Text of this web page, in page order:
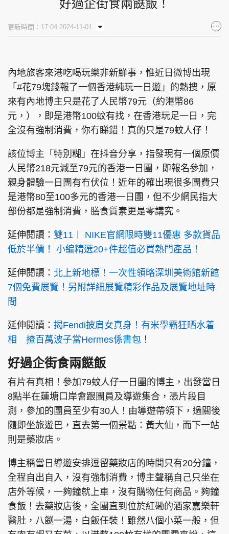
好過企街食兩餸飯！
更新時間：17:04 2024-11-01
內地旅客來港吃喝玩樂非新鮮事，惟近日微博出現
「#花79塊錢報了一個香港純玩一日遊」的熱搜，原
來有內地博主只是花了人民幣79元（約港幣86
元，），即是港幣100蚊有找，在香港玩足一日，完
全沒有強制消費，你冇睇錯！真的只是79蚊人仔！
該位博主「特別糊」在抖音分享，指發現有一個原價
人民幣218元減至79元的香港一日團，即報名參加，
親身體驗一日團有冇伏位！近年的確出現很多團費只
是港幣80至100多元的香港一日團，但不少網民指大
部份都是強制消費，膳食質素更是零講究。
延伸閱讀： 雙11︱ NIKE官網限時雙11優惠 多款貨品
低於半價！ 小編精選20+件超值必買熱門產品！
延伸閱讀： 北上新地標！一次性領略深圳美術館新館
7個免費展覽！另附詳細展覽精彩作品及展覽地址時
間
延伸閱讀： 揭Fendi披肩女真身！有米學霸狂晒水着
相 揸百萬波子當Hermes係書包 ！
好過企街食兩餸飯
有片有真相！參加79蚊人仔一日團的博主，出發當日
8點半在蓮塘口岸會跟團員及導遊集合，憑片段目
測，參加的團員至少有30人！由導遊帶領下，過關後
隨即坐旅遊巴，直去第一個景點：黃大仙，而下一站
則是藥妝店。
博主稱當日導遊安排逗留藥妝店的時間只有20分鐘，
全程自出自入，沒有強制消費，博主聲稱自己只坐在
店外等候，一夠鐘就上車，沒有購物任何商品。夠鐘
食飯！去藥妝店後，全團直到位於紅磡的酒家嘉樂軒
醫肚，八餸一湯，白飯任裝！雖然八個小菜一般，但